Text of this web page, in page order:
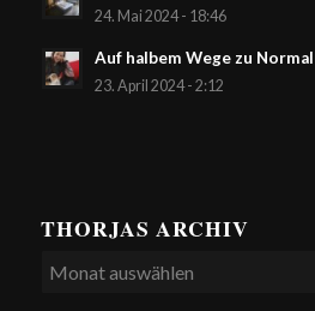
24. Mai 2024 - 18:46
Auf halbem Wege zu Normal
23. April 2024 - 2:12
THORJAS ARCHIV